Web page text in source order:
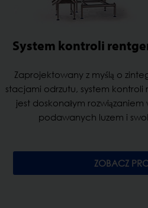
System kontroli
Zaprojektowany z myślą o
stacjami odrzutu, system kontroli
jest doskonałym
podawanych luzem i
ZOBACZ